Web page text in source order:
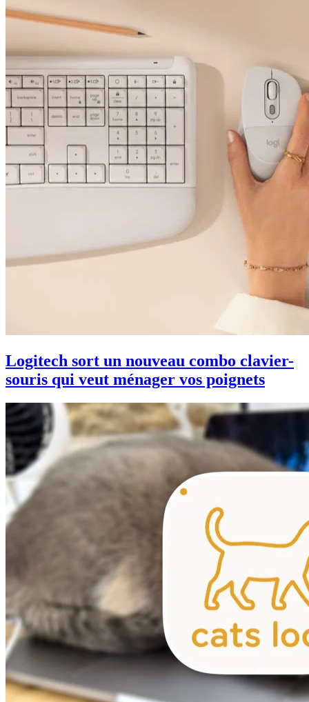
Logitech sort un nouveau combo clavier-
souris qui veut ménager vos poignets